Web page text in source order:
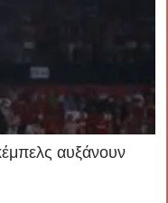
αυξάνουν